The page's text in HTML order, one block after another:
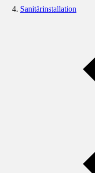
Sanitärinstallation